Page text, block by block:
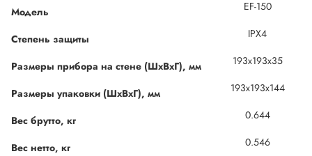
Модель EF-150
Степень защиты IPХ4
Размеры прибора на стене (ШхВхГ), мм 193x193x35
Размеры упаковки (ШхВхГ), мм 193x193x144
Вес брутто, кг 0.644
Вес нетто, кг 0.546